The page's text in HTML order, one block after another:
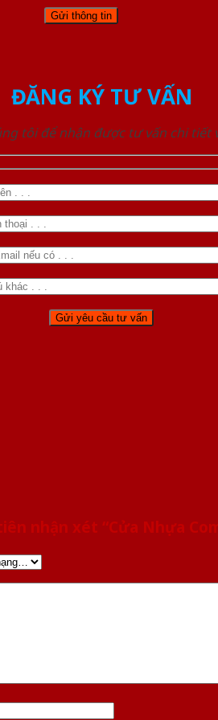
ĐĂNG KÝ TƯ VẤN
tôi để nhận được tư vấn chi tiết
nhận xét “Cửa Nhựa